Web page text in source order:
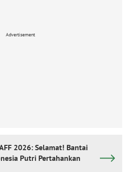
Advertisement
2026: Selamat! Bantai
Putri Pertahankan